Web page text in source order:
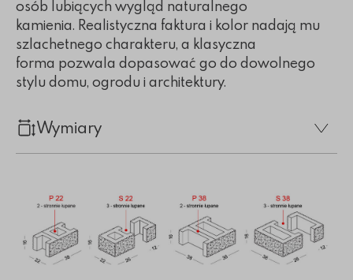
osób lubiących wygląd naturalnego
kamienia. Realistyczna faktura i kolor nadają mu
szlachetnego charakteru, a klasyczna
forma pozwala dopasować go do dowolnego
stylu domu, ogrodu i architektury.
Wymiary